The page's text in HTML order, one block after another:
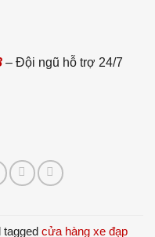
– Đội ngũ hỗ trợ 24/7
tagged cửa hàng xe đạp